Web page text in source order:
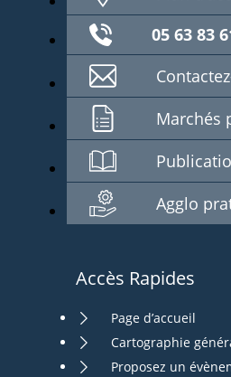
05 63 83
Marchés
Agglo
Accès Rapides
Page d’accueil
Cartographie
Proposez un